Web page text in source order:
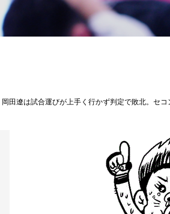
ってきた身体を暫くは休めて欲しいと思います。そして人生は続く。今後とも2人の応援宜しくお願いします！#扇久保博正#岡田遼#パラエストラ